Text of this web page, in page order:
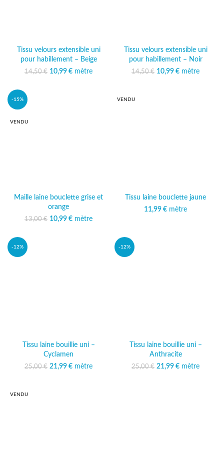
Tissu velours extensible uni
pour habillement – Beige
14,50€ Le prix initial était :
10,99 €
Le prix
mètre
Tissu velours extensible uni
pour habillement – Noir
14,50€ Le prix initial était :
10,99 €
Le prix
mètre
-15%
VENDU
Maille laine bouclette grise et
orange
13,00€ Le prix initial était :
10,99 €
Le prix
mètre
VENDU
Tissu laine bouclette jaune
11,99 € mètre
-12%
Tissu laine bouillie uni –
Cyclamen
25,00€ Le prix initial était :
21,99 €
Le prix
mètre
-12%
Tissu laine bouillie uni –
Anthracite
25,00€ Le prix initial était :
21,99 €
Le prix
mètre
VENDU